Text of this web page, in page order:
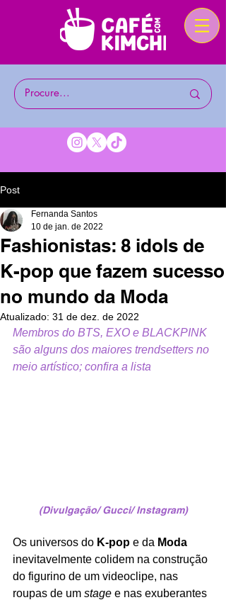
Post
Fashionistas: 8 idols de
K-pop que fazem sucesso
no mundo da Moda
Fernanda Santos
10 de jan. de 2022
Atualizado: 31 de dez. de 2022
Membros do BTS, EXO e BLACKPINK
são alguns dos maiores trendsetters no
meio artístico; confira a lista
(Divulgação/ Gucci/ Instagram)
Os universos do K-pop e da Moda
inevitavelmente colidem na construção
do figurino de um videoclipe, nas
roupas de um stage e nas exuberantes